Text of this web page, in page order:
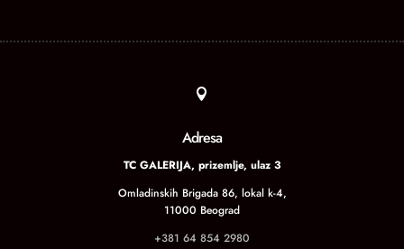

Adresa
TC GALERIJA, prizemlje, ulaz 3
Omladinskih Brigada 86, lokal k-4,
11000 Beograd
+381 64 854 2980